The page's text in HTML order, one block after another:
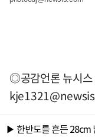
◎공감언론 뉴시스